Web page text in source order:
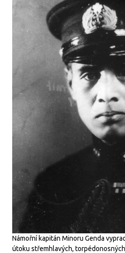
Námořní kapitán Minoru Genda
útoku střemhlavých,